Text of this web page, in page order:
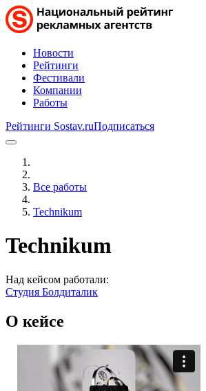
Новости
Рейтинги
Фестивали
Компании
Работы
Рейтинги Sostav.ruПодписаться
Все работы
Technikum
Technikum
Над кейсом работали:
Студия Болдиталик
О кейсе